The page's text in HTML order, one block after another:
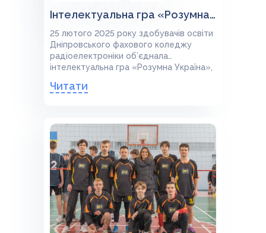
Інтелектуальна гра «Розумна Україна»,
25 лютого 2025 року здобувачів освіти
Дніпровського фахового коледжу
радіоелектроніки об’єднала
інтелектуальна гра «Розумна Україна»,
«ДОЦМРУУНГІ» ДОР за спільним
Читати